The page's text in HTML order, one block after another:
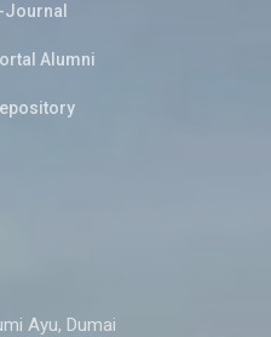
Journal
Alumni
Ayu, Dumai